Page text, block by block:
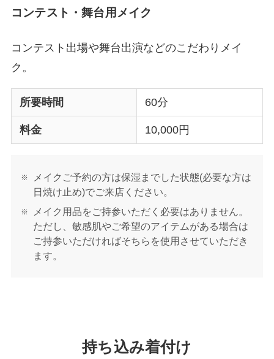
コンテスト・舞台用メイク
コンテスト出場や舞台出演などのこだわりメイ
ク。
所要時間 60分
料金 10,000円
メイクご予約の方は保湿までした状態(必要な方は
日焼け止め)でご来店ください。
メイク用品をご持参いただく必要はありません。
ただし、敏感肌やご希望のアイテムがある場合は
ご持参いただければそちらを使用させていただき
ます。
持ち込み着付け